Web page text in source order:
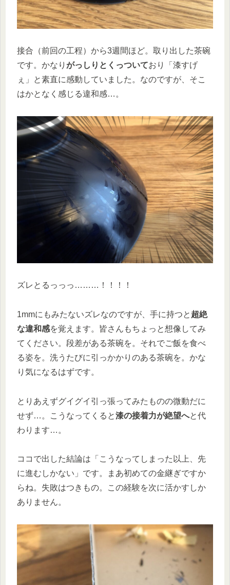
接合（前回の工程）から3週間ほど。取り出した茶碗
です。かなり がっしりとくっついており「漆すげ
ぇ」と素直に感動していました。なのですが、そこ
はかとなく感じる違和感…。
ズレとるっっっ………！！！！
1mmにもみたないズレなのですが、手に持つと 超絶
な違和感を覚えます。皆さんもちょっと想像してみ
てください。段差がある茶碗を。それでご飯を食べ
る姿を。洗うたびに引っかかりのある茶碗を。かな
り気になるはずです。
とりあえずグイグイ引っ張ってみたものの微動だに
せず…。こうなってくると漆の接着力が絶望へと代
わります…。
ココで出した結論は「こうなってしまった以上、先
に進むしかない」です。まあ初めての金継ぎですか
らね。失敗はつきもの。この経験を次に活かすしか
ありません。